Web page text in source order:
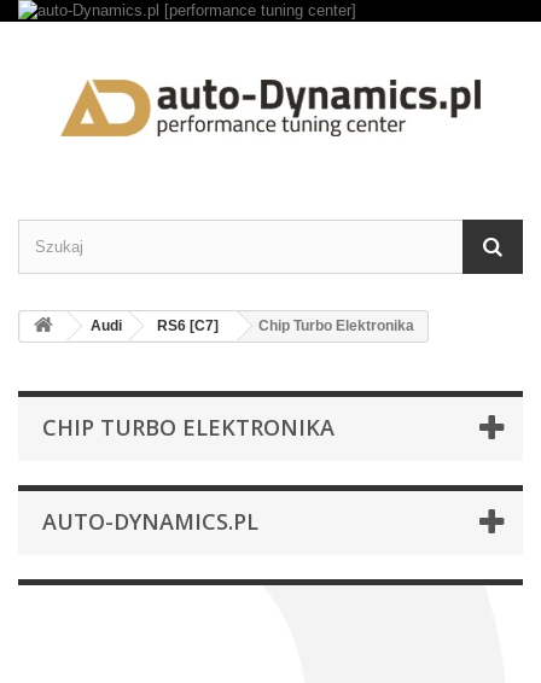
Audi RS6 [C7] Chip Turbo Elektronika
CHIP TURBO ELEKTRONIKA
AUTO-DYNAMICS.PL